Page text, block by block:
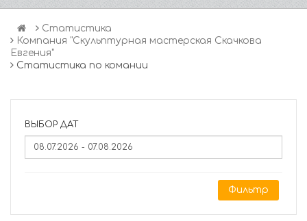
Статистика
Компания "Скульптурная мастерская Скачкова
Евгения"
Статистика по комании
ВЫБОР ДАТ
Фильтр